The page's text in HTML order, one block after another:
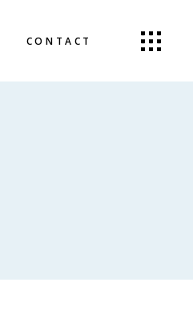
CONTACT